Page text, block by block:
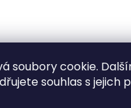
soubory cookie.
souhlas s jejich